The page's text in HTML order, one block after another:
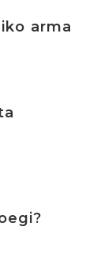
arma